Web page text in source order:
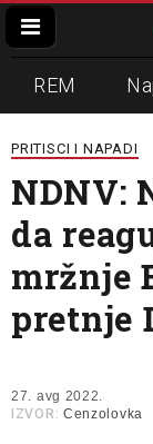
REM
Zvučni top
Propaganda
Informer
PRITISCI I NAPADI
NDNV:
da
mržnje
pretnje
27. avg 2022.
IZVOR: Cenzolovka